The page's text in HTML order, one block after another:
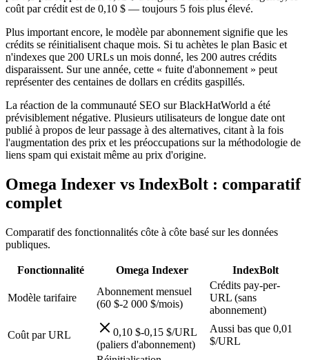
coût par crédit est de 0,10 $ — toujours 5 fois plus élevé.
Plus important encore, le modèle par abonnement signifie que les
crédits se réinitialisent chaque mois. Si tu achètes le plan Basic et
n'indexes que 200 URLs un mois donné, les 200 autres crédits
disparaissent. Sur une année, cette « fuite d'abonnement » peut
représenter des centaines de dollars en crédits gaspillés.
La réaction de la communauté SEO sur BlackHatWorld a été
prévisiblement négative. Plusieurs utilisateurs de longue date ont
publié à propos de leur passage à des alternatives, citant à la fois
l'augmentation des prix et les préoccupations sur la méthodologie de
liens spam qui existait même au prix d'origine.
Omega Indexer vs IndexBolt : comparatif
complet
Comparatif des fonctionnalités côte à côte basé sur les données
publiques.
Fonctionnalité Omega Indexer IndexBolt
Modèle tarifaire
Abonnement mensuel
(60 $-2 000 $/mois)
Crédits pay-per-
URL (sans
abonnement)
Coût par URL
0,10 $-0,15 $/URL
(paliers d'abonnement)
Aussi bas que 0,01
$/URL